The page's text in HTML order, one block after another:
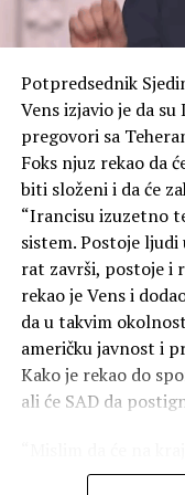
roditeljima koji
jesu pod
rođenjem.
Roberts: “Pravo da
Predsjednik
u odluci je snažno
državljanstva po
“Državljanstvo je
prava”, napisao je
Većina je zaključila
obećanje proširili na
sud tu garanciju
administraciju, jer
Američke snage
To ostaju jedini
ratovanju u
procjenama, bomba
godine ubila je
eksplozije.
Do kraja 1945.
140.000, jer su ljudi
povreda i
bombardovanja
SAD i dalje ne
atomska
Potpredsednik
Vens izjavio je da
pregovori sa
Foks njuz rekao da
biti složeni i da će
“Irancisu izuzetno
sistem. Postoje ljudi
rat završi, postoje i
rekao je Vens i
da u takvim
američku javnost i
Kako je rekao do
ali će SAD da
danas bile 79